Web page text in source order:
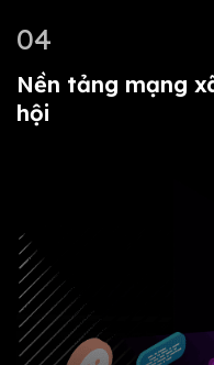
04
Nền tảng mạng
hội